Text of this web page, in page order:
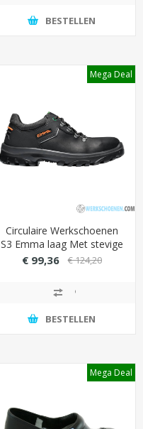
BESTELLEN
Mega Deal
Circulaire Werkschoenen
S3 Emma laag Met stevige
loopzool (Gripforce
€ 99,36 € 124,20
BESTELLEN
Mega Deal